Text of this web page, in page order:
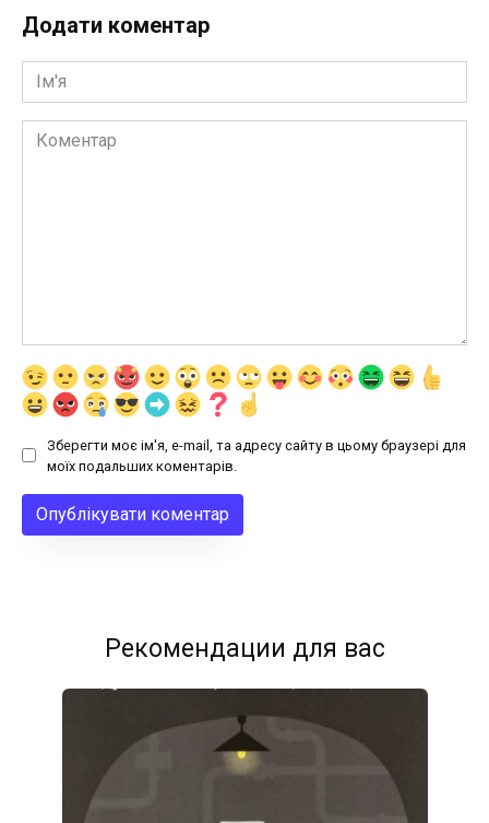
Додати коментар
Ім'я
Коментар
Зберегти моє ім'я, e-mail, та адресу сайту в цьому браузері для
моїх подальших коментарів.
Рекомендации для вас